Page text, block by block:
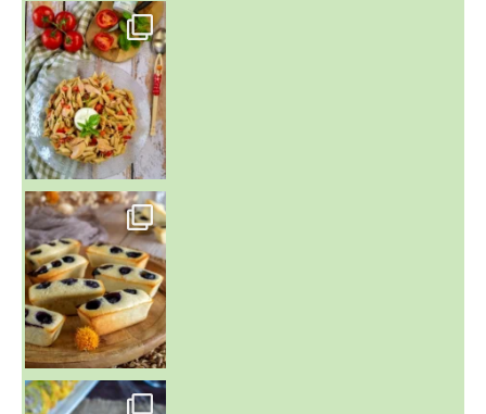
~ SALADE DE PÂTES AUX DEUX TOMATES THON ET BURRA
~ FINANCIERS MYRTILLES ET CITRON ~
Aujourd'hu